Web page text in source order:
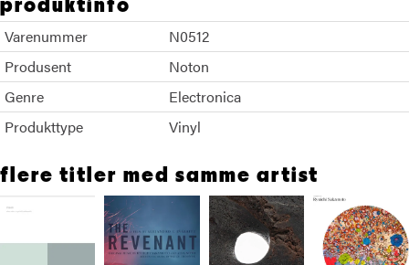
produktinfo
Varenummer
N0512
Produsent
Noton
Genre
Electronica
Produkttype
Vinyl
flere titler med samme artist